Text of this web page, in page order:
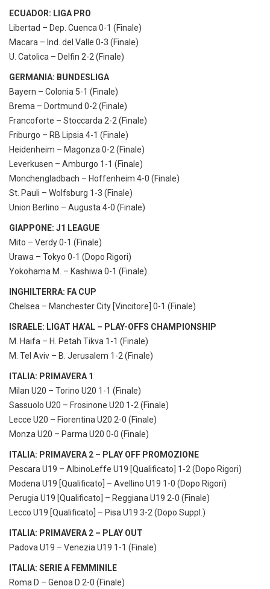
ECUADOR: LIGA PRO
Libertad – Dep. Cuenca 0-1 (Finale)
Macara – Ind. del Valle 0-3 (Finale)
U. Catolica – Delfin 2-2 (Finale)
GERMANIA: BUNDESLIGA
Bayern – Colonia 5-1 (Finale)
Brema – Dortmund 0-2 (Finale)
Francoforte – Stoccarda 2-2 (Finale)
Friburgo – RB Lipsia 4-1 (Finale)
Heidenheim – Magonza 0-2 (Finale)
Leverkusen – Amburgo 1-1 (Finale)
Monchengladbach – Hoffenheim 4-0 (Finale)
St. Pauli – Wolfsburg 1-3 (Finale)
Union Berlino – Augusta 4-0 (Finale)
GIAPPONE: J1 LEAGUE
Mito – Verdy 0-1 (Finale)
Urawa – Tokyo 0-1 (Dopo Rigori)
Yokohama M. – Kashiwa 0-1 (Finale)
INGHILTERRA: FA CUP
Chelsea – Manchester City [Vincitore] 0-1 (Finale)
ISRAELE: LIGAT HA’AL – PLAY-OFFS CHAMPIONSHIP
M. Haifa – H. Petah Tikva 1-1 (Finale)
M. Tel Aviv – B. Jerusalem 1-2 (Finale)
ITALIA: PRIMAVERA 1
Milan U20 – Torino U20 1-1 (Finale)
Sassuolo U20 – Frosinone U20 1-2 (Finale)
Lecce U20 – Fiorentina U20 2-0 (Finale)
Monza U20 – Parma U20 0-0 (Finale)
ITALIA: PRIMAVERA 2 – PLAY OFF PROMOZIONE
Pescara U19 – AlbinoLeffe U19 [Qualificato] 1-2 (Dopo Rigori)
Modena U19 [Qualificato] – Avellino U19 1-0 (Dopo Rigori)
Perugia U19 [Qualificato] – Reggiana U19 2-0 (Finale)
Lecco U19 [Qualificato] – Pisa U19 3-2 (Dopo Suppl.)
ITALIA: PRIMAVERA 2 – PLAY OUT
Padova U19 – Venezia U19 1-1 (Finale)
ITALIA: SERIE A FEMMINILE
Roma D – Genoa D 2-0 (Finale)